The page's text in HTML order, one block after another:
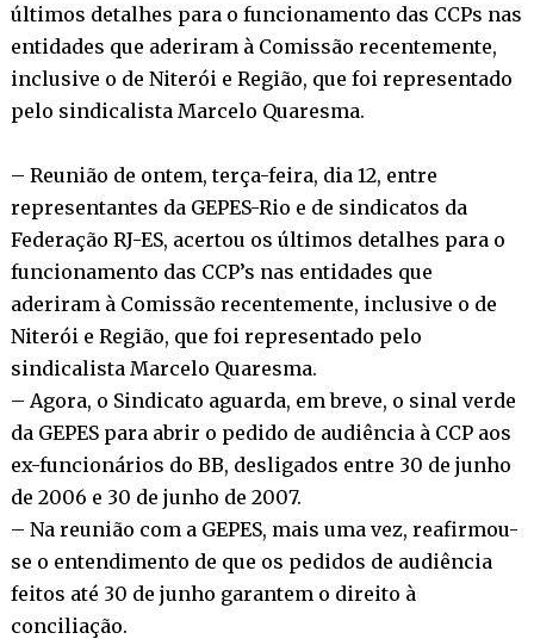
últimos detalhes para o funcionamento das CCPs nas
entidades que aderiram à Comissão recentemente,
inclusive o de Niterói e Região, que foi representado
pelo sindicalista Marcelo Quaresma.
– Reunião de ontem, terça-feira, dia 12, entre
representantes da GEPES-Rio e de sindicatos da
Federação RJ-ES, acertou os últimos detalhes para o
funcionamento das CCP’s nas entidades que
aderiram à Comissão recentemente, inclusive o de
Niterói e Região, que foi representado pelo
sindicalista Marcelo Quaresma.
– Agora, o Sindicato aguarda, em breve, o sinal verde
da GEPES para abrir o pedido de audiência à CCP aos
ex-funcionários do BB, desligados entre 30 de junho
de 2006 e 30 de junho de 2007.
– Na reunião com a GEPES, mais uma vez, reafirmou-
se o entendimento de que os pedidos de audiência
feitos até 30 de junho garantem o direito à
conciliação.